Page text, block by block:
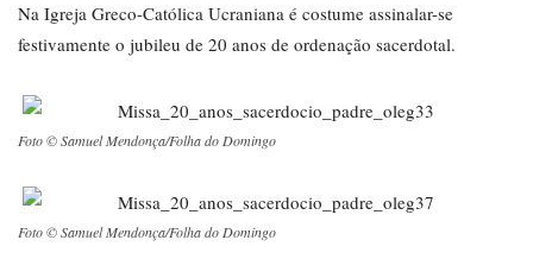
Na Igreja Greco-Católica Ucraniana é costume assinalar-se
festivamente o jubileu de 20 anos de ordenação sacerdotal.
Foto © Samuel Mendonça/Folha do Domingo
Foto © Samuel Mendonça/Folha do Domingo